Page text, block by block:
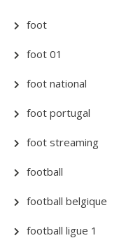
foot
foot 01
foot national
foot portugal
foot streaming
football
football belgique
football ligue 1